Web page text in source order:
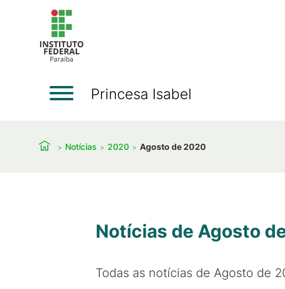
Princesa Isabel
Notícias 2020 Agosto de 2020
Notícias de Agosto
Todas as notícias de Agosto de